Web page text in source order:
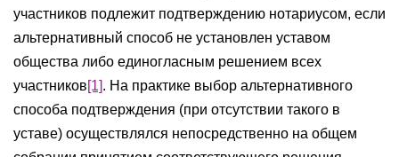
участников подлежит подтверждению нотариусом, если
альтернативный способ не установлен уставом
общества либо единогласным решением всех
участников[1]. На практике выбор альтернативного
способа подтверждения (при отсутствии такого в
уставе) осуществлялся непосредственно на общем